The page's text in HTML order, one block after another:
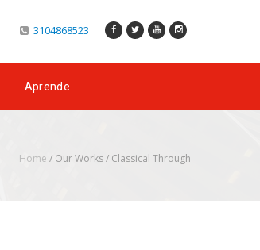
3104868523
Aprende
Home / Our Works / Classical Through